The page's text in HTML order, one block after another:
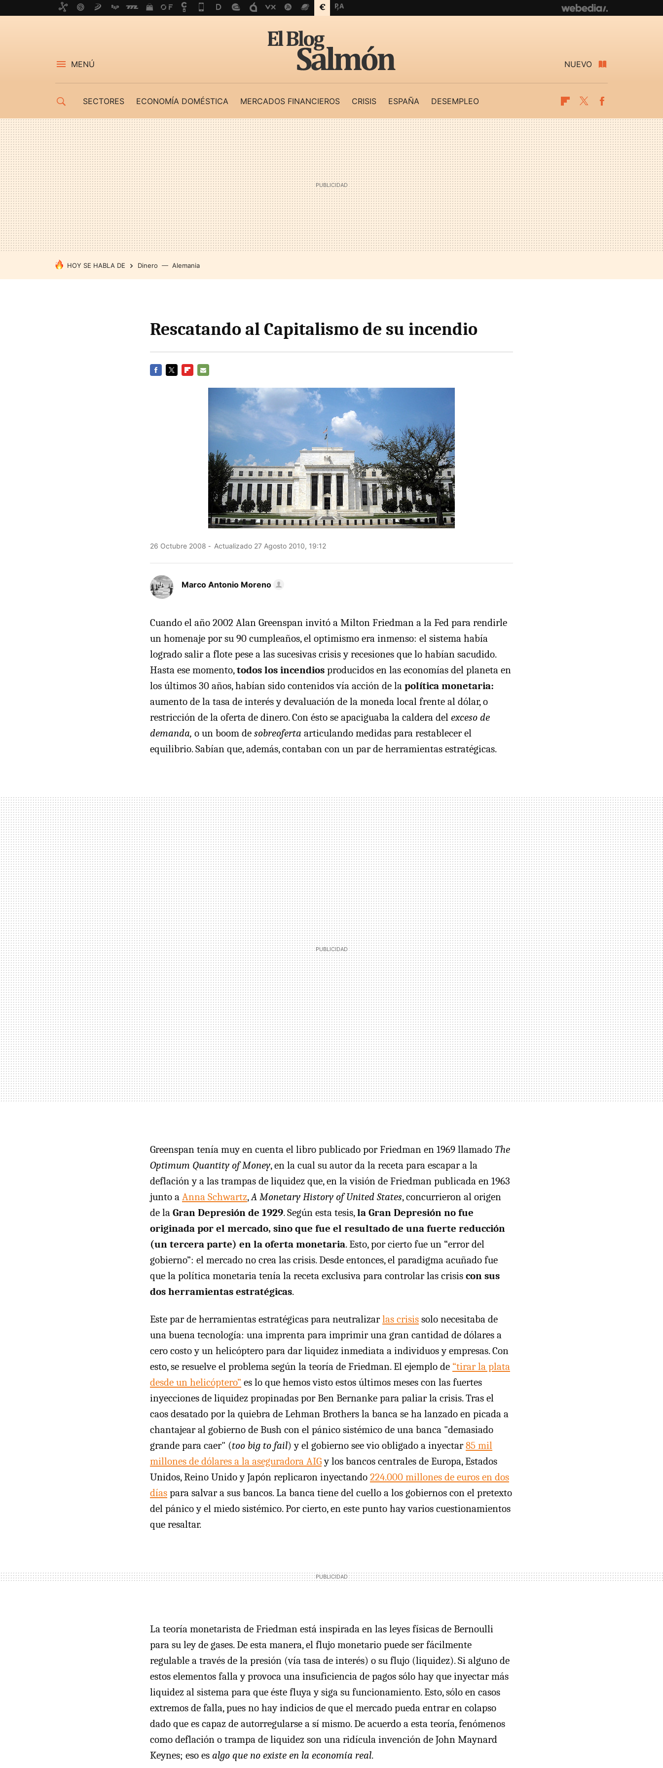
MENÚ NUEVO
SECTORES ECONOMÍA DOMÉSTICA MERCADOS FINANCIEROS CRISIS ESPAÑA DESEMPLEO Flipboard
Twitter
HOY SE HABLA DE Dinero Alemania
Rescatando al Capitalismo de su incendio
26 Octubre 2008 Actualizado 27 Agosto 2010, 19:12
Marco Antonio Moreno
Cuando el año 2002 Alan Greenspan invitó a Milton Friedman a la Fed para rendirle
un homenaje por su 90 cumpleaños, el optimismo era inmenso: el sistema había
logrado salir a flote pese a las sucesivas crisis y recesiones que lo habían sacudido.
Hasta ese momento,todos los incendios producidos en las economías del planeta en
los últimos 30 años, habían sido contenidos vía acción de la política monetaria:
aumento de la tasa de interés y devaluación de la moneda local frente al dólar, o
restricción de la oferta de dinero. Con ésto se apaciguaba la caldera del exceso de
demanda, o un boom de sobreoferta articulando medidas para restablecer el
equilibrio. Sabían que, además, contaban con un par de herramientas estratégicas.
Greenspan tenía muy en cuenta el libro publicado por Friedman en 1969 llamado The
Optimum Quantity of Money, en la cual su autor da la receta para escapar a la
deflación y a las trampas de liquidez que, en la visión de Friedman publicada en 1963
junto a Anna Schwartz,A Monetary History of United States, concurrieron al origen
de la Gran Depresión de 1929. Según esta tesis,la Gran Depresión no fue
originada por el mercado, sino que fue el resultado de una fuerte reducción
(un tercera parte) en la oferta monetaria. Esto, por cierto fue un “error del
gobierno”: el mercado no crea las crisis. Desde entonces, el paradigma acuñado fue
que la política monetaria tenía la receta exclusiva para controlar las crisis con sus
dos herramientas estratégicas.
Este par de herramientas estratégicas para neutralizarlas crisis solo necesitaba de
una buena tecnología: una imprenta para imprimir una gran cantidad de dólares a
cero costo y un helicóptero para dar liquidez inmediata a individuos y empresas. Con
esto, se resuelve el problema según la teoría de Friedman. El ejemplo de “tirar la plata
desde un helicóptero” es lo que hemos visto estos últimos meses con las fuertes
inyecciones de liquidez propinadas por Ben Bernanke para paliar la crisis. Tras el
caos desatado por la quiebra de Lehman Brothers la banca se ha lanzado en picada a
chantajear al gobierno de Bush con el pánico sistémico de una banca "demasiado
grande para caer" (too big to fail) y el gobierno see vio obligado a inyectar85 mil
millones de dólares a la aseguradora AIGy los bancos centrales de Europa, Estados
Unidos, Reino Unido y Japón replicaron inyectando 224.000 millones de euros en dos
días para salvar a sus bancos. La banca tiene del cuello a los gobiernos con el pretexto
del pánico y el miedo sistémico. Por cierto, en este punto hay varios cuestionamientos
que resaltar.
La teoría monetarista de Friedman está inspirada en las leyes físicas de Bernoulli
para su ley de gases. De esta manera, el flujo monetario puede ser fácilmente
regulable a través de la presión (vía tasa de interés) o su flujo (liquidez). Si alguno de
estos elementos falla y provoca una insuficiencia de pagos sólo hay que inyectar más
liquidez al sistema para que éste fluya y siga su funcionamiento. Esto, sólo en casos
extremos de falla, pues no hay indicios de que el mercado pueda entrar en colapso
dado que es capaz de autorregularse a sí mismo. De acuerdo a esta teoría, fenómenos
como deflación o trampa de liquidez son una ridícula invención de John Maynard
Keynes; eso es algo que no existe en la economía real.